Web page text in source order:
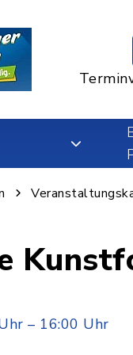
– 16:00 Uhr